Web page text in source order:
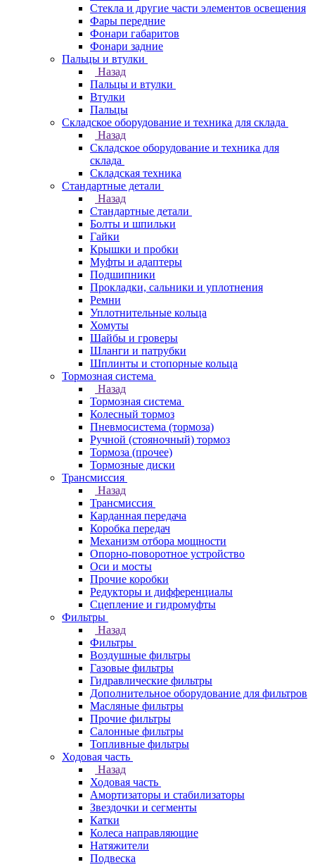
Стекла и другие части элементов освещения
Фары передние
Фонари габаритов
Фонари задние
Пальцы и втулки
Назад
Пальцы и втулки
Втулки
Пальцы
Складское оборудование и техника для склада
Назад
Складское оборудование и техника для
склада
Складская техника
Стандартные детали
Назад
Стандартные детали
Болты и шпильки
Гайки
Крышки и пробки
Муфты и адаптеры
Подшипники
Прокладки, сальники и уплотнения
Ремни
Уплотнительные кольца
Хомуты
Шайбы и гроверы
Шланги и патрубки
Шплинты и стопорные кольца
Тормозная система
Назад
Тормозная система
Колесный тормоз
Пневмосиcтема (тормоза)
Ручной (стояночный) тормоз
Тормоза (прочее)
Тормозные диски
Трансмиссия
Назад
Трансмиссия
Карданная передача
Коробка передач
Механизм отбора мощности
Опорно-поворотное устройство
Оси и мосты
Прочие коробки
Редукторы и дифференциалы
Сцепление и гидромуфты
Фильтры
Назад
Фильтры
Воздушные фильтры
Газовые фильтры
Гидравлические фильтры
Дополнительное оборудование для фильтров
Масляные фильтры
Прочие фильтры
Салонные фильтры
Топливные фильтры
Ходовая часть
Назад
Ходовая часть
Амортизаторы и стабилизаторы
Звездочки и сегменты
Катки
Колеса направляющие
Натяжители
Подвеска